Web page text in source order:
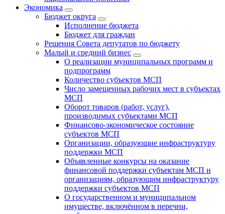
Экономика
Бюджет округa
Исполнение бюджета
Бюджет для граждан
Решения Совета депутатов по бюджету
Малый и средний бизнес
О реализации муниципальных программ и
подпрограмм
Количество субъектов МСП
Число замещенных рабочих мест в субъектах
МСП
Оборот товаров (работ, услуг),
производимых субъектами МСП
Финансово-экономическое состояние
субъектов МСП
Организации, образующие инфраструктуру
поддержки МСП
Объявленные конкурсы на оказание
финансовой поддержки субъектам МСП и
организациям, образующим инфраструктуру
поддержки субъектов МСП
О государственном и муниципальном
имуществе, включённом в перечни,